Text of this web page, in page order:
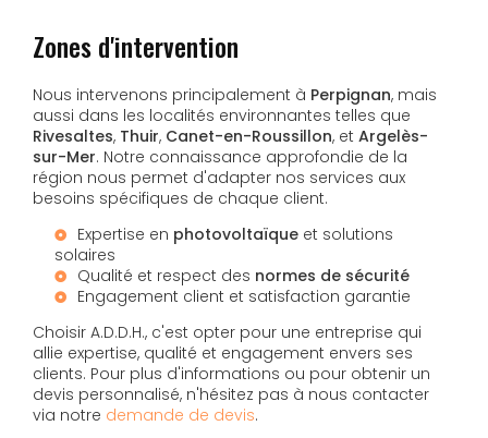
Zones d'intervention
Nous intervenons principalement à Perpignan, mais
aussi dans les localités environnantes telles que
Rivesaltes, Thuir, Canet-en-Roussillon, et Argelès-
sur-Mer. Notre connaissance approfondie de la
région nous permet d'adapter nos services aux
besoins spécifiques de chaque client.
Expertise en photovoltaïque et solutions
solaires
Qualité et respect des normes de sécurité
Engagement client et satisfaction garantie
Choisir A.D.D.H., c'est opter pour une entreprise qui
allie expertise, qualité et engagement envers ses
clients. Pour plus d'informations ou pour obtenir un
devis personnalisé, n'hésitez pas à nous contacter
via notre demande de devis.